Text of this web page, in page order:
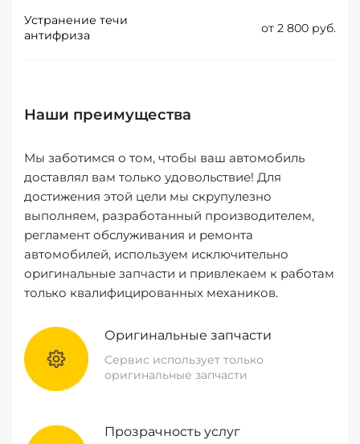
Устранение течи
антифриза
от 2 800 руб.
Наши преимущества
Мы заботимся о том, чтобы ваш автомобиль
доставлял вам только удовольствие! Для
достижения этой цели мы скрупулезно
выполняем, разработанный производителем,
регламент обслуживания и ремонта
автомобилей, используем исключительно
оригинальные запчасти и привлекаем к работам
только квалифицированных механиков.
Оригинальные запчасти
Сервис использует только
оригинальные запчасти
Прозрачность услуг